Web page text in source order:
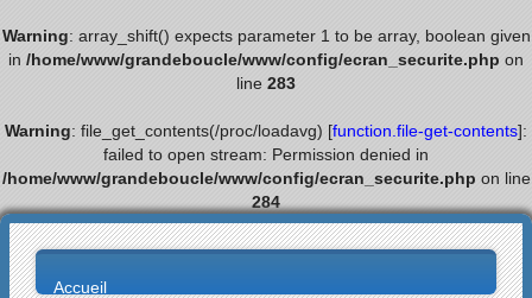
Warning: array_shift() expects parameter 1 to be array, boolean given
in /home/www/grandeboucle/www/config/ecran_securite.php on
line 283
Warning: file_get_contents(/proc/loadavg) [function.file-get-contents]:
failed to open stream: Permission denied in
/home/www/grandeboucle/www/config/ecran_securite.php on line
284
Accueil